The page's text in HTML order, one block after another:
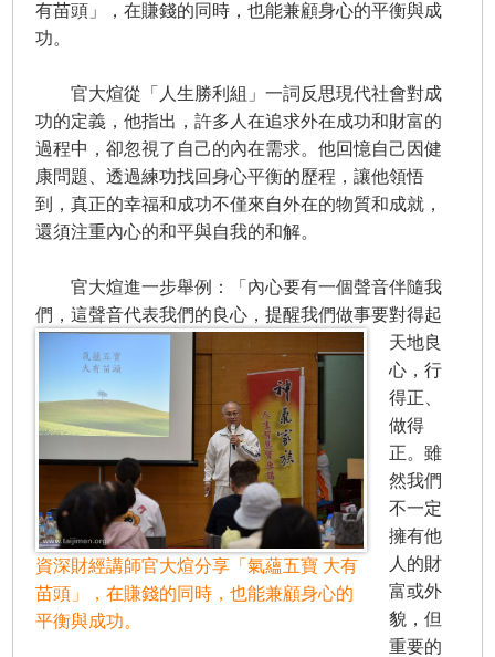
有苗頭」，在賺錢的同時，也能兼顧身心的平衡與成
功。
官大煊從「人生勝利組」一詞反思現代社會對成
功的定義，他指出，許多人在追求外在成功和財富的
過程中，卻忽視了自己的內在需求。他回憶自己因健
康問題、透過練功找回身心平衡的歷程，讓他領悟
到，真正的幸福和成功不僅來自外在的物質和成就，
還須注重內心的和平與自我的和解。
官大煊進一步舉例：「內心要有一個聲音伴隨我
們，這聲音代表我們的良心，
資深財經講師官大煊分享「氣蘊五寶 大有
苗頭」，在賺錢的同時，也能兼顧身心的
平衡與成功。
提醒我們做事要對得起
天地良
心，行
得正、
做得
正。雖
然我們
不一定
擁有他
人的財
富或外
貌，但
重要的